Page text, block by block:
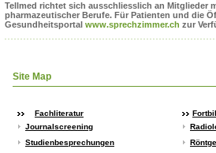
Tellmed richtet sich ausschliesslich an Mitglieder
pharmazeutischer Berufe. Für Patienten und die
Gesundheitsportal www.sprechzimmer.ch zur
Site Map
Fachliteratur
Journalscreening
Studienbesprechungen